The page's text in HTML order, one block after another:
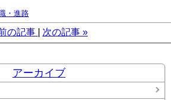
・進路
の記事 次の記事 »
アーカイブ